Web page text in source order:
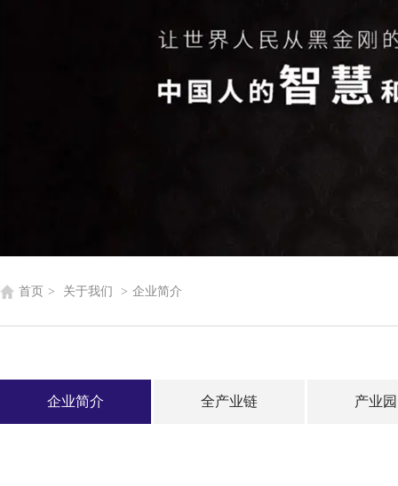
首页 > 关于我们 > 企业简介
企业简介 全产业链 产业